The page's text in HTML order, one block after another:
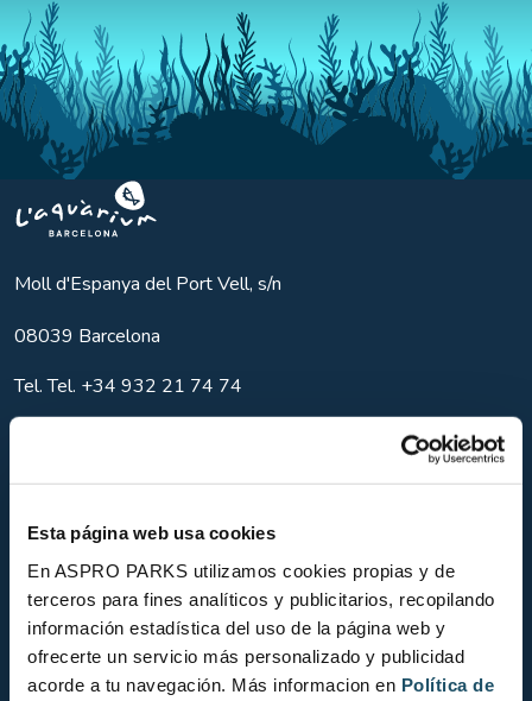
Esta página web usa cookies
En ASPRO PARKS utilizamos cookies propias y de
terceros para fines analíticos y publicitarios, recopilando
información estadística del uso de la página web y
ofrecerte un servicio más personalizado y publicidad
acorde a tu navegación. Más informacion en Política de
Aquarium BCN
Moll d'Espanya del Port Vell, s/n
08039 Barcelona
Tel.Tel. +34 932 21 74 74
Contact
Nouvelles
Expériences
Education